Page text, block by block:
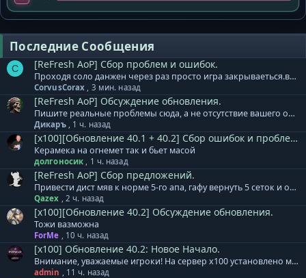
Последние Сообщения
C [ReFresh AoP] Сбор проблем и ошибок.
Проходя соло данжен через раз просто игра закрываеться.вчера такого небыло а сегодня весь день
CorvusCorax 3 мин. назад
[ReFresh AoP] Обсуждение обновления.
Пишите реальные проблемы сюда, а не отсутствие вашего онлайна.....
Дикаръ 1 ч. назад
[x100][Обновление 40.1 + 40.2] Сбор ошибок и проблем.
Керамека на огнемет так и бьет масой
долгоносик 1 ч. назад
[ReFresh AoP] Сбор предложений.
Привести дист мяв к норме 5-го апа, гафу вернуть 5 сеток и откат, в остальном по большому всё норм.
Qazex 2 ч. назад
[x100][Обновление 40.2] Обсуждение обновления.
Тожи вазможна
ForMe 10 ч. назад
[x100] Обновление 40.2: Новое Начало.
Внимание, уважаемые игроки! На сервер x100 установлено мини-дополнение к обновлению 40.2. + Обновлены формулы расчета и коэффициенты для расчета урона и защиты генераторов Animus/MAU. Теперь влияние оказывают в том числе и сеттовые бонусы, при их наличии/активации. Тестирование полного обновления для сервера х100 продолжается. Обновление будет установлено в понедельник, 10 августа. Приносим извинения за задержку. База знаний сервера х100 - ссылка. Готовый клиент игры для сервера x100: Клиент на | Клиент на | Клиент на | Клиент на нашем сервере
admin 11 ч. назад